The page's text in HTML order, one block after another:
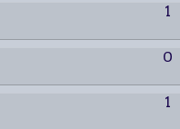
1
0
1